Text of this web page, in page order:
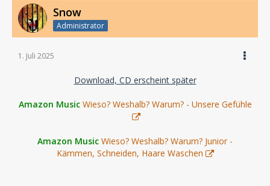
Snow
Administrator
1. Juli 2025
Download, CD erscheint später
Amazon Music Wieso? Weshalb? Warum? - Unsere Gefühle
Amazon Music Wieso? Weshalb? Warum? Junior -
Kämmen, Schneiden, Haare Waschen